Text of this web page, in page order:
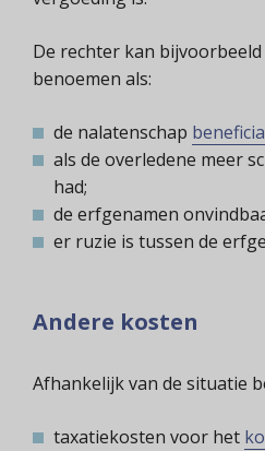
De rechter kan
benoemen als:
de nalatenschap
als de overledene meer
had;
de erfgenamen
er ruzie is tussen de
Andere kosten
Afhankelijk van de situatie
taxatiekosten voor het